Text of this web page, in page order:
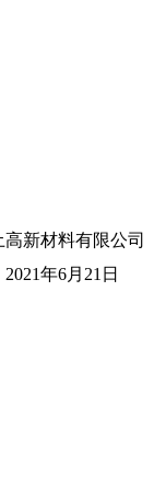
新材料有限公司
2021年6月 21 日